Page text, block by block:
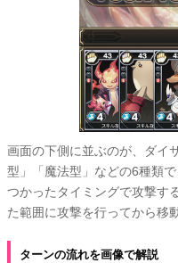
画面の下側に並ぶのが、ダイ
型」「魔法型」などの6種類
つかったタイミングで攻撃す
た範囲に攻撃を行ってから移
ターンの流れを画像で解説